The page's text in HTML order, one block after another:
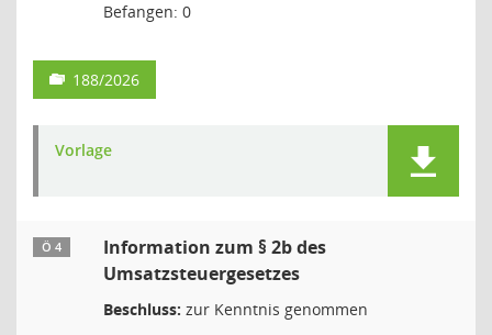
Befangen: 0
188/2026
Vorlage
Ö 4
Information zum § 2b des
Umsatzsteuergesetzes
Beschluss: zur Kenntnis genommen